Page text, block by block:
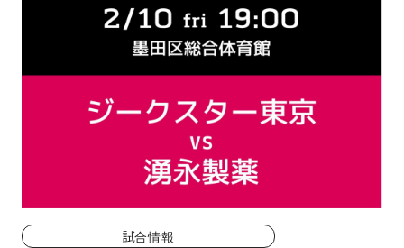
ホーム戦一覧
会場（座席・価格表）
チケット購入方法
各座席について
試合情報